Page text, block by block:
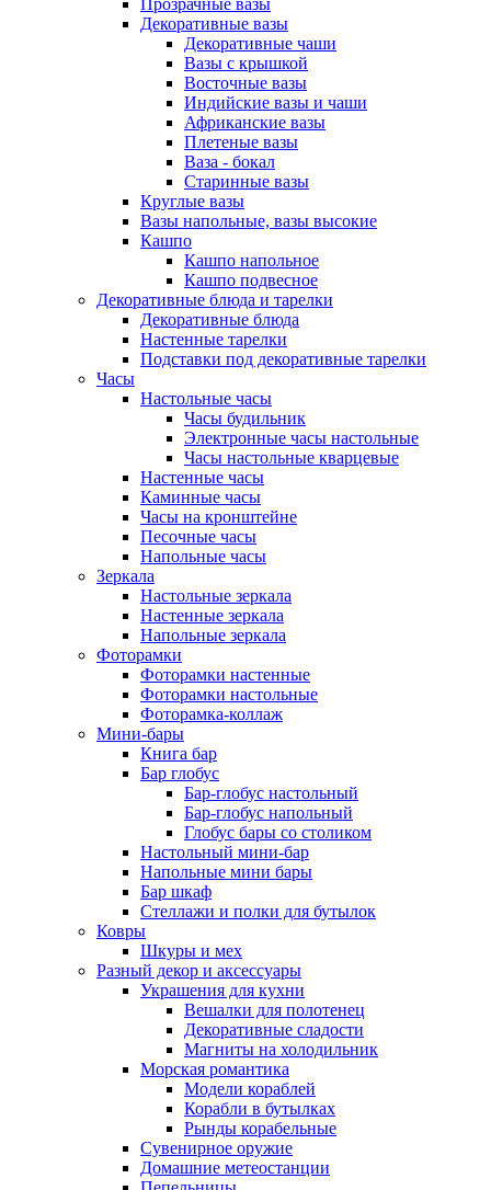
Прозрачные вазы
Декоративные вазы
Декоративные чаши
Вазы с крышкой
Восточные вазы
Индийские вазы и чаши
Африканские вазы
Плетеные вазы
Ваза - бокал
Старинные вазы
Круглые вазы
Вазы напольные, вазы высокие
Кашпо
Кашпо напольное
Кашпо подвесное
Декоративные блюда и тарелки
Декоративные блюда
Настенные тарелки
Подставки под декоративные тарелки
Часы
Настольные часы
Часы будильник
Электронные часы настольные
Часы настольные кварцевые
Настенные часы
Каминные часы
Часы на кронштейне
Песочные часы
Напольные часы
Зеркала
Настольные зеркала
Настенные зеркала
Напольные зеркала
Фоторамки
Фоторамки настенные
Фоторамки настольные
Фоторамка-коллаж
Мини-бары
Книга бар
Бар глобус
Бар-глобус настольный
Бар-глобус напольный
Глобус бары со столиком
Настольный мини-бар
Напольные мини бары
Бар шкаф
Стеллажи и полки для бутылок
Ковры
Шкуры и мех
Разный декор и аксессуары
Украшения для кухни
Вешалки для полотенец
Декоративные сладости
Магниты на холодильник
Морская романтика
Модели кораблей
Корабли в бутылках
Рынды корабельные
Сувенирное оружие
Домашние метеостанции